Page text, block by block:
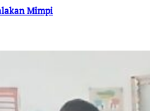
Mimpi